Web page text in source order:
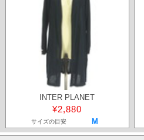
INTER PLANET
¥2,880
サイズの目安 M